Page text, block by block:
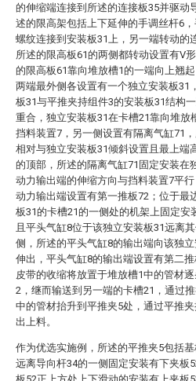
的伸缩端连接到所述的连接板35并驱动
述的限高架包括上下延伸的手调丝杆6
螺纹连接到安装板31上，另一端转动的
所述的限高板61的两侧都转动设置有V
的限高板61靠向堆放槽1的一端向上翘
两端最外侧各设置有一个独立安装板31
板31与平推夹持组件3的安装板31结构
重合，独立安装板31在卡槽21靠向堆放
挡料装置7，另一侧设置有隔离气缸71
相对与独立安装板31倾斜设置且最上端
的顶部，所述的隔离气缸71固定安装在
动力输出端的伸缩方向与挡料装置7平
动力输出端设置有第一推板72；位于最
板31的卡槽21的一侧处的机架上固定安
且平头气缸8位于该独立安装板31远离
侧，所述的平头气缸8的输出端向该独
伸出，平头气缸8的输出端设置有第二
皮带的收缩将放置于堆放槽1中的管材
2，继而输送到另一端的卡槽21，通过
中的管材抬升到平推夹5处，通过平推
出上料。
作为优选实施例，所述的平推夹5包括
远离导向杆34的一侧固定安装有下夹板